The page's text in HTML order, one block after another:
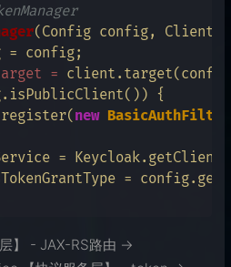
(Config config, Client
= config;
=
{
new BasicAuthFilter
=
=
】 - JAX-RS路由 ->